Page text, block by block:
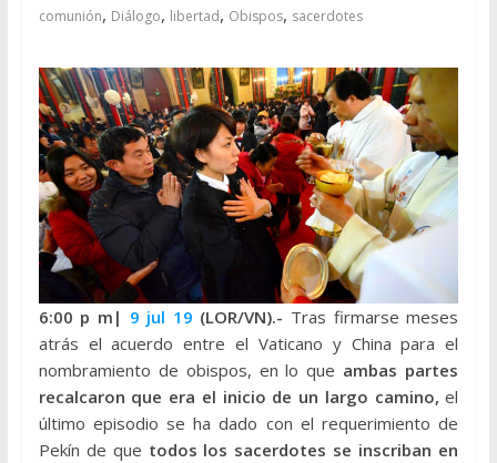
comunión, Diálogo, libertad, Obispos, sacerdotes
6:00 p m| 9 jul 19 (LOR/VN).- Tras firmarse meses
atrás el acuerdo entre el Vaticano y China para el
nombramiento de obispos, en lo que ambas partes
recalcaron que era el inicio de un largo camino, el
último episodio se ha dado con el requerimiento de
Pekín de que todos los sacerdotes se inscriban en